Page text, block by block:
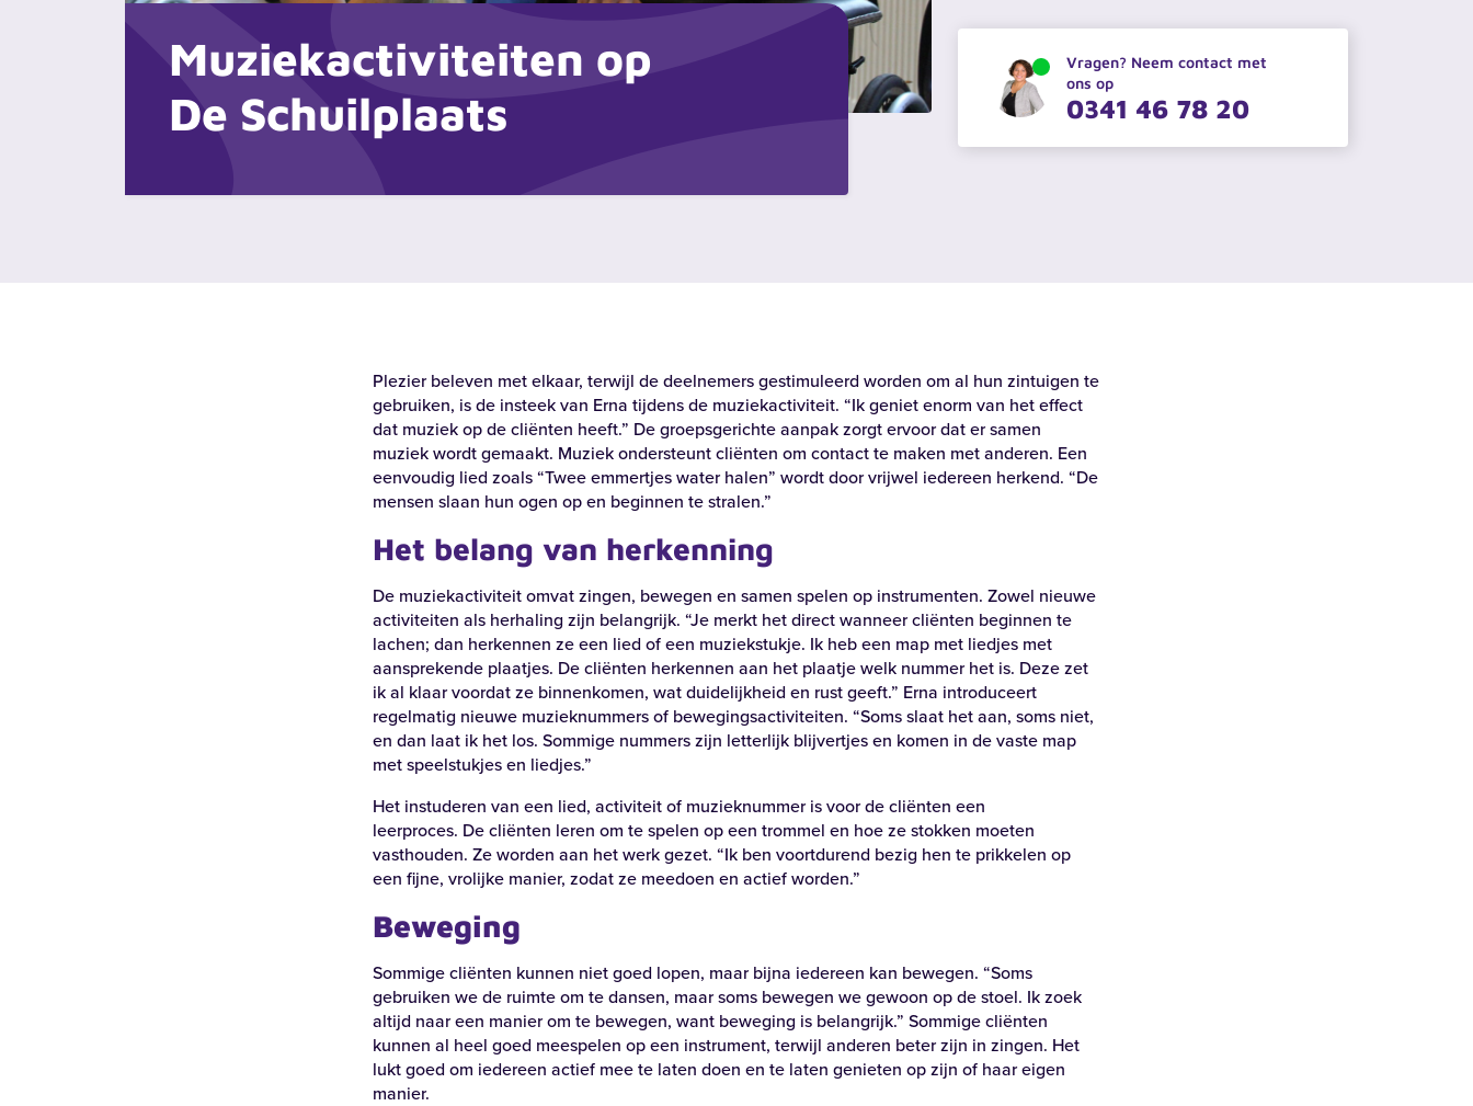
Muziekactiviteiten op
De Schuilplaats
Vragen? Neem contact met
ons op
0341 46 78 20
Plezier beleven met elkaar, terwijl de deelnemers gestimuleerd worden om al hun zintuigen te
gebruiken, is de insteek van Erna tijdens de muziekactiviteit. “Ik geniet enorm van het effect
dat muziek op de cliënten heeft.” De groepsgerichte aanpak zorgt ervoor dat er samen
muziek wordt gemaakt. Muziek ondersteunt cliënten om contact te maken met anderen. Een
eenvoudig lied zoals “Twee emmertjes water halen” wordt door vrijwel iedereen herkend. “De
mensen slaan hun ogen op en beginnen te stralen.”
Het belang van herkenning
De muziekactiviteit omvat zingen, bewegen en samen spelen op instrumenten. Zowel nieuwe
activiteiten als herhaling zijn belangrijk. “Je merkt het direct wanneer cliënten beginnen te
lachen; dan herkennen ze een lied of een muziekstukje. Ik heb een map met liedjes met
aansprekende plaatjes. De cliënten herkennen aan het plaatje welk nummer het is. Deze zet
ik al klaar voordat ze binnenkomen, wat duidelijkheid en rust geeft.” Erna introduceert
regelmatig nieuwe muzieknummers of bewegingsactiviteiten. “Soms slaat het aan, soms niet,
en dan laat ik het los. Sommige nummers zijn letterlijk blijvertjes en komen in de vaste map
met speelstukjes en liedjes.”
Het instuderen van een lied, activiteit of muzieknummer is voor de cliënten een
leerproces. De cliënten leren om te spelen op een trommel en hoe ze stokken moeten
vasthouden. Ze worden aan het werk gezet. “Ik ben voortdurend bezig hen te prikkelen op
een fijne, vrolijke manier, zodat ze meedoen en actief worden.”
Beweging
Sommige cliënten kunnen niet goed lopen, maar bijna iedereen kan bewegen. “Soms
gebruiken we de ruimte om te dansen, maar soms bewegen we gewoon op de stoel. Ik zoek
altijd naar een manier om te bewegen, want beweging is belangrijk.” Sommige cliënten
kunnen al heel goed meespelen op een instrument, terwijl anderen beter zijn in zingen. Het
lukt goed om iedereen actief mee te laten doen en te laten genieten op zijn of haar eigen
manier.